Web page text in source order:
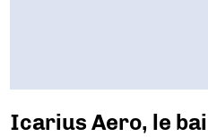
Icarius Aero, le